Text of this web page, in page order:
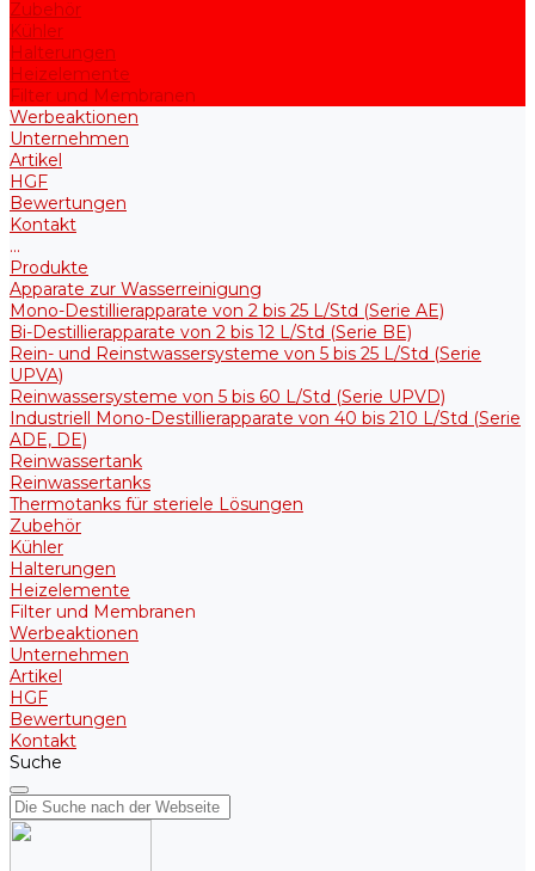
Zubehör
Kühler
Halterungen
Heizelemente
Filter und Membranen
Werbeaktionen
Unternehmen
Artikel
HGF
Bewertungen
Kontakt
...
Produkte
Apparate zur Wasserreinigung
Mono-Destillierapparate von 2 bis 25 L/Std (Serie AE)
Bi-Destillierapparate von 2 bis 12 L/Std (Serie BE)
Rein- und Reinstwassersysteme von 5 bis 25 L/Std (Serie
UPVA)
Reinwassersysteme von 5 bis 60 L/Std (Serie UPVD)
Industriell Mono-Destillierapparate von 40 bis 210 L/Std (Serie
ADE, DE)
Reinwassertank
Reinwassertanks
Thermotanks für steriele Lösungen
Zubehör
Kühler
Halterungen
Heizelemente
Filter und Membranen
Werbeaktionen
Unternehmen
Artikel
HGF
Bewertungen
Kontakt
Suche